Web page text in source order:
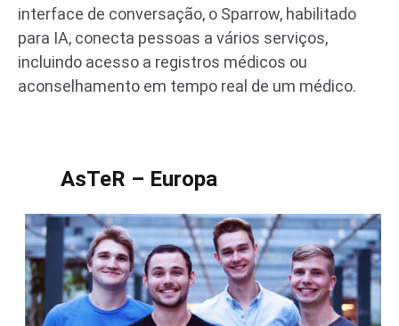
interface de conversação, o Sparrow, habilitado
para IA, conecta pessoas a vários serviços,
incluindo acesso a registros médicos ou
aconselhamento em tempo real de um médico.
AsTeR – Europa